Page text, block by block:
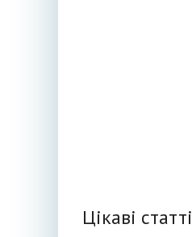
Цікаві статті